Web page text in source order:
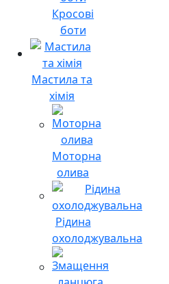
Кросові
боти
Мастила та
хімія
Моторна
олива
Рідина
охолоджувальна